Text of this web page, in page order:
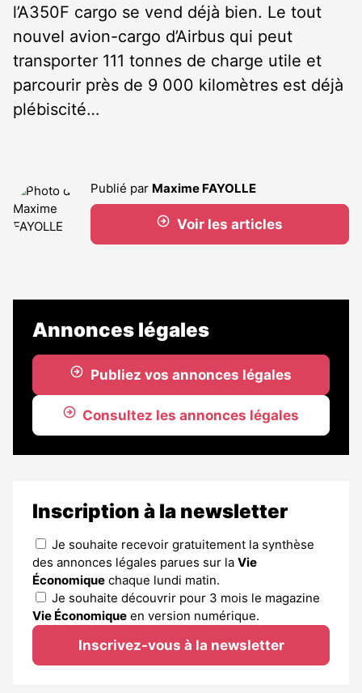
l’A350F cargo se vend déjà bien. Le tout
nouvel avion-cargo d’Airbus qui peut
transporter 111 tonnes de charge utile et
parcourir près de 9 000 kilomètres est déjà
plébiscité…
Publié par Maxime FAYOLLE
Voir les articles
Annonces légales
Publiez vos annonces légales
Consultez les annonces légales
Inscription à la newsletter
Je souhaite recevoir gratuitement la synthèse
des annonces légales parues sur la Vie
Économique chaque lundi matin.
Je souhaite découvrir pour 3 mois le magazine
Vie Économique en version numérique.
Inscrivez-vous à la newsletter